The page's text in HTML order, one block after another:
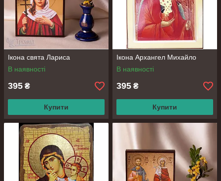
Ікона свята Лариса
В наявності
395 ₴
Купити
Ікона Архангел Михайло
В наявності
395 ₴
Купити